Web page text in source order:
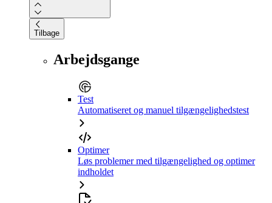
Tilbage
Arbejdsgange
Test
Automatiseret og manuel tilgængelighedstest
Optimer
Løs problemer med tilgængelighed og optimer
indholdet